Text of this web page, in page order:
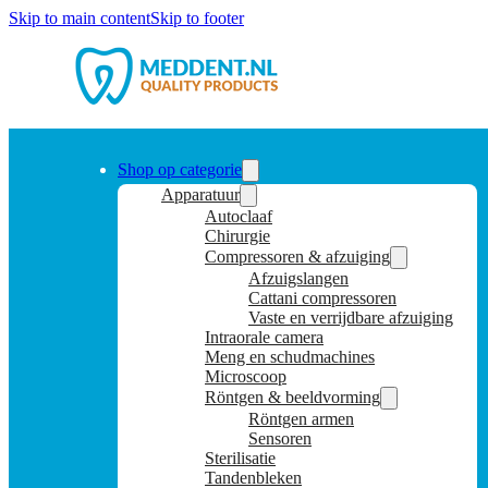
Skip to main contentSkip to footer
Shop op categorie
Apparatuur
Autoclaaf
Chirurgie
Compressoren & afzuiging
Afzuigslangen
Cattani compressoren
Vaste en verrijdbare afzuiging
Intraorale camera
Meng en schudmachines
Microscoop
Röntgen & beeldvorming
Röntgen armen
Sensoren
Sterilisatie
Tandenbleken